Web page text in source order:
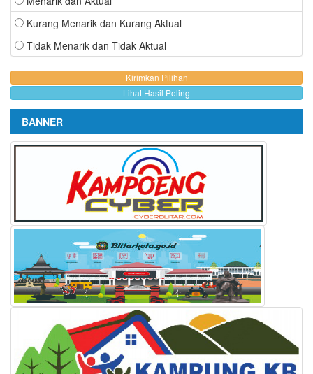
Menarik dan Aktual
Kurang Menarik dan Kurang Aktual
Tidak Menarik dan Tidak Aktual
Lihat Hasil Poling
BANNER